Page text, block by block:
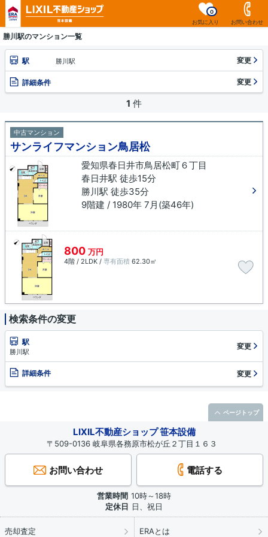
お気に入り
0
お問い合わせ
勝川駅のマンション一覧
駅 勝川駅 変更
詳細条件 変更
1 件
中古マンション
サンライフマンション鳥居松
愛知県春日井市鳥居松町６丁目
春日井駅 徒歩15分
勝川駅 徒歩35分
9階建 / 1980年 7月(築46年)
800 万円
4階 / 2LDK / 専有面積 62.30㎡
検索条件の変更
駅
勝川駅
変更
詳細条件 変更
LIXIL不動産ショップ 笹本設備
〒509-0136 岐阜県各務原市松が丘２丁目１６３
お問い合わせ 電話する
営業時間 10時～18時
定休日 日、祝日
売却査定 ERAとは
ページトップ